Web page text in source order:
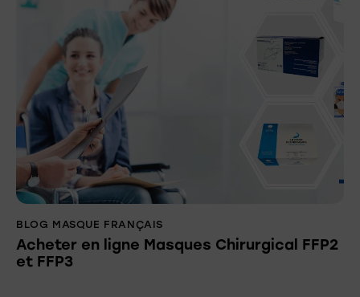
BLOG MASQUE FRANÇAIS
Acheter en ligne Masques Chirurgical FFP2
et FFP3